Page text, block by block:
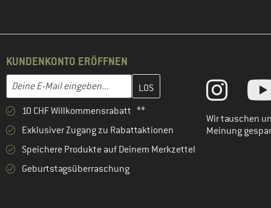
KUNDENKONTO ERÖFFNEN
E-Mail-Adresse
Gib hier deine E-Mail-Adresse ein und erstelle im nächsten
10 CHF Willkommensrabatt **
Exklusiver Zugang zu Rabattaktionen
Speichere Produkte auf Deinem Merkzettel
Geburtstagsüberraschung
Wir tauschen
Meinung